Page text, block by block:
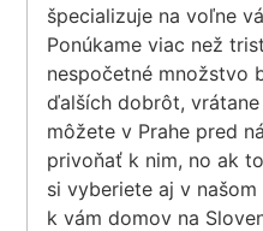
špecializuje na voľne
Ponúkame viac než
nespočetné množstvo
ďalších dobrôt,
môžete v Prahe pred
privoňať k nim, no ak
si vyberiete aj v
k vám domov na